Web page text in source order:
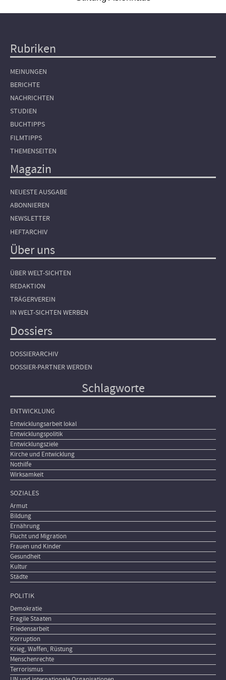
Hauptnavigation
Rubriken
MEINUNGEN
BERICHTE
NACHRICHTEN
STUDIEN
BUCHTIPPS
FILMTIPPS
THEMENSEITEN
Magazin
NEUESTE AUSGABE
ABONNIEREN
NEWSLETTER
HEFTARCHIV
Über uns
ÜBER WELT-SICHTEN
REDAKTION
TRÄGERVEREIN
IN WELT-SICHTEN WERBEN
Dossiers
DOSSIERARCHIV
DOSSIER-PARTNER WERDEN
Schlagworte
ENTWICKLUNG
Entwicklungsarbeit lokal
Entwicklungspolitik
Entwicklungsziele
Kirche und Entwicklung
Nothilfe
Wirksamkeit
SOZIALES
Armut
Bildung
Ernährung
Flucht und Migration
Frauen und Kinder
Gesundheit
Kultur
Städte
POLITIK
Demokratie
Fragile Staaten
Friedensarbeit
Korruption
Krieg, Waffen, Rüstung
Menschenrechte
Terrorismus